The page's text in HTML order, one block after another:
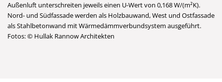
Außenluft unterschreiten jeweils einen U-Wert von 0,168 W/(m²K).
Nord- und Südfassade werden als Holzbauwand, West und Ostfassade
als Stahlbetonwand mit Wärmedämmverbundsystem ausgeführt.
Fotos: © Hullak Rannow Architekten